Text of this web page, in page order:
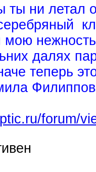
ты ни летал
мою нежность
далях
теперь
forum/